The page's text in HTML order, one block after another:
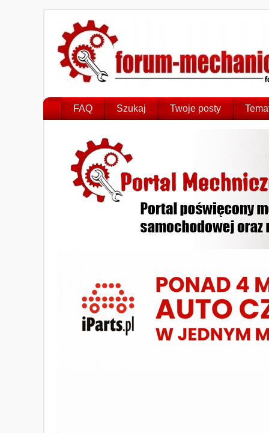
FAQ Szukaj Twoje posty